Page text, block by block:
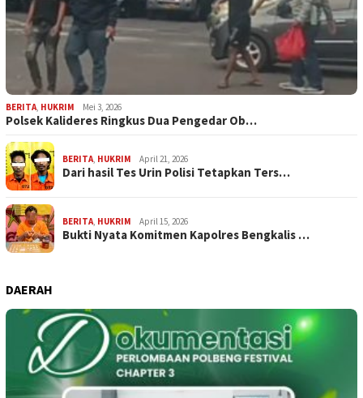
BERITA, HUKRIM Mei 3, 2026
Polsek Kalideres Ringkus Dua Pengedar Ob…
BERITA, HUKRIM April 21, 2026
Dari hasil Tes Urin Polisi Tetapkan Ters…
BERITA, HUKRIM April 15, 2026
Bukti Nyata Komitmen Kapolres Bengkalis …
DAERAH